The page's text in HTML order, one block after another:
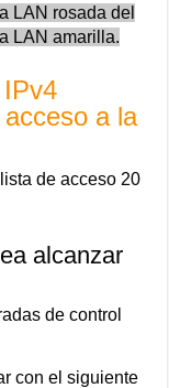
LAN rosada del
LAN amarilla.
a la
de acceso 20
alcanzar
de control
con el siguiente